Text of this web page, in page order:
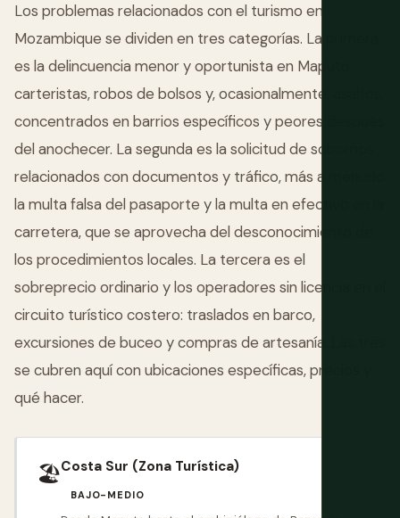
Los problemas relacionados con el turismo en
Mozambique se dividen en tres categorías. La primera
es la delincuencia menor y oportunista en Maputo:
carteristas, robos de bolsos y, ocasionalmente, asaltos,
concentrados en barrios específicos y peores después
del anochecer. La segunda es la solicitud de sobornos
relacionados con documentos y tráfico, más a menudo
la multa falsa del pasaporte y la multa en efectivo en la
carretera, que se aprovecha del desconocimiento de
los procedimientos locales. La tercera es el
sobreprecio ordinario y los operadores sin licencia en el
circuito turístico costero: traslados en barco,
excursiones de buceo y compras de artesanía. Las tres
se cubren aquí con ubicaciones específicas, precios y
qué hacer.
🏖Costa Sur (Zona Turística)
BAJO-MEDIO